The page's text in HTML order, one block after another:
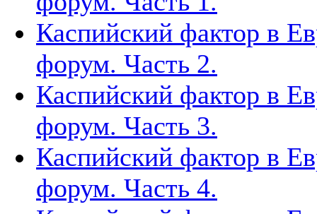
Каспийский фактор в
форум. Часть 2.
Каспийский фактор в
форум. Часть 3.
Каспийский фактор в
форум. Часть 4.